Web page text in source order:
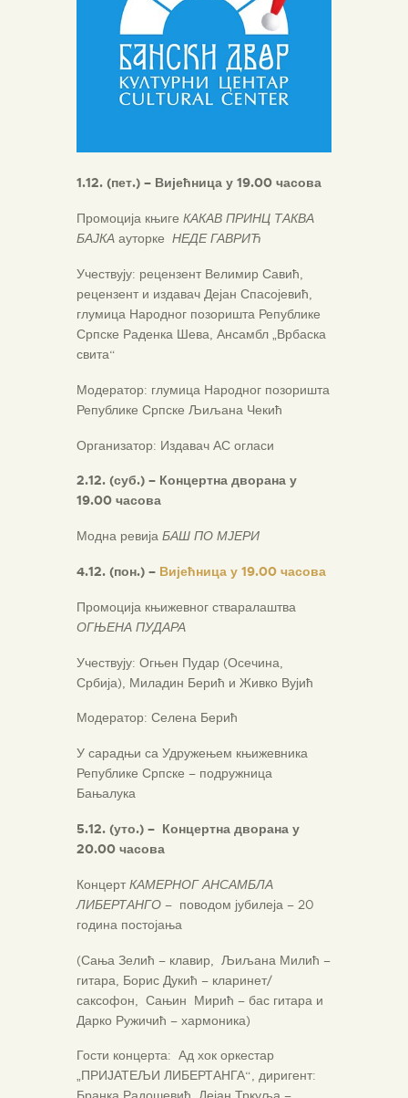
1.12. (пет.) – Вијећница у 19.00 часова
Промоција књиге КАКАВ ПРИНЦ ТАКВА
БАЈКА ауторке НЕДЕ ГАВРИЋ
Учествују: рецензент Велимир Савић,
рецензент и издавач Дејан Спасојевић,
глумица Народног позоришта Републике
Српске Раденка Шева, Ансамбл „Врбаска
свита“
Модератор: глумица Народног позоришта
Републике Српске Љиљана Чекић
Организатор: Издавач АС огласи
2.12. (суб.) – Концертна дворана у
19.00 часова
Модна ревија БАШ ПО МЈЕРИ
4.12. (пон.) – Вијећница у 19.00 часова
Промоција књижевног стваралаштва
ОГЊЕНА ПУДАРА
Учествују: Огњен Пудар (Осечина,
Србија), Миладин Берић и Живко Вујић
Модератор: Селена Берић
У сарадњи са Удружењем књижевника
Републике Српске – подружница
Бањалука
5.12. (уто.) – Концертна дворана у
20.00 часова
Концерт КАМЕРНОГ АНСАМБЛА
ЛИБЕРТАНГО – поводом јубилеја – 20
година постојања
(Сања Зелић – клавир, Љиљана Милић –
гитара, Борис Дукић – кларинет/
саксофон, Сањин Мирић – бас гитара и
Дарко Ружичић – хармоника)
Гости концерта: Ад хок оркестар
„ПРИЈАТЕЉИ ЛИБЕРТАНГА“, диригент: